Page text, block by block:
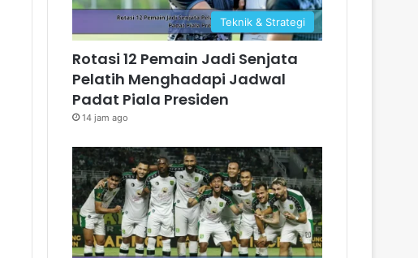
Teknik & Strategi
Rotasi 12 Pemain Jadi Senjata
Pelatih Menghadapi Jadwal
Padat Piala Presiden
14 jam ago